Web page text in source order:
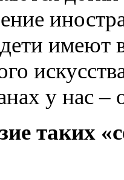
имеют
у нас
таких